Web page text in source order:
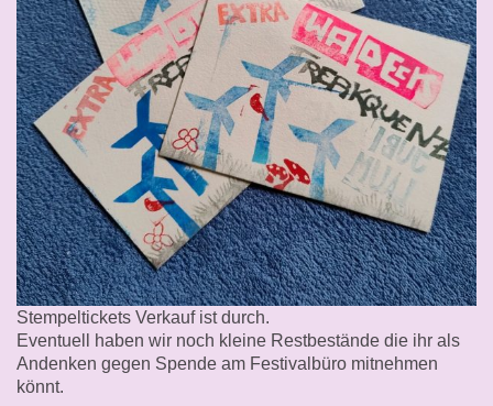
Stempeltickets Verkauf ist durch.
Eventuell haben wir noch kleine Restbestände die ihr als
Andenken gegen Spende am Festivalbüro mitnehmen
könnt.